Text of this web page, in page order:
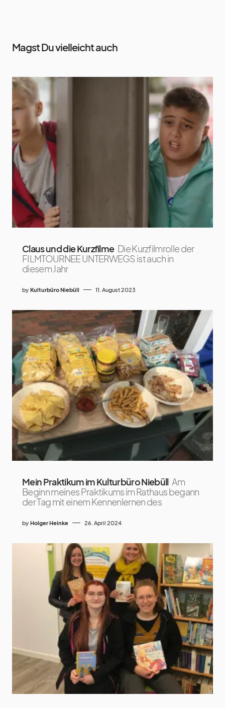
Magst Du vielleicht auch
Claus und die Kurzfilme Die Kurzfilmrolle der
FILMTOURNEE UNTERWEGS ist auch in
diesem Jahr
by Kulturbüro Niebüll 11. August 2023
Mein Praktikum im Kulturbüro Niebüll Am
Beginn meines Praktikums im Rathaus begann
der Tag mit einem Kennenlernen des
by Holger Heinke 26. April 2024